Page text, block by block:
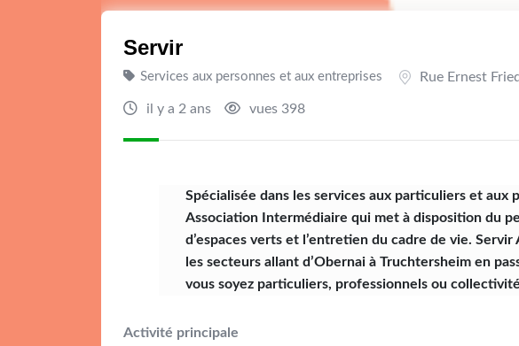
Servir
Services aux personnes et aux entreprises Rue Ernest
il y a 2 ans vues 398
Spécialisée dans les services aux particuliers et aux
Association Intermédiaire qui met à disposition du
d’espaces verts et l’entretien du cadre de vie.
les secteurs allant d’Obernai à Truchtersheim en
vous soyez particuliers, professionnels ou
Activité principale